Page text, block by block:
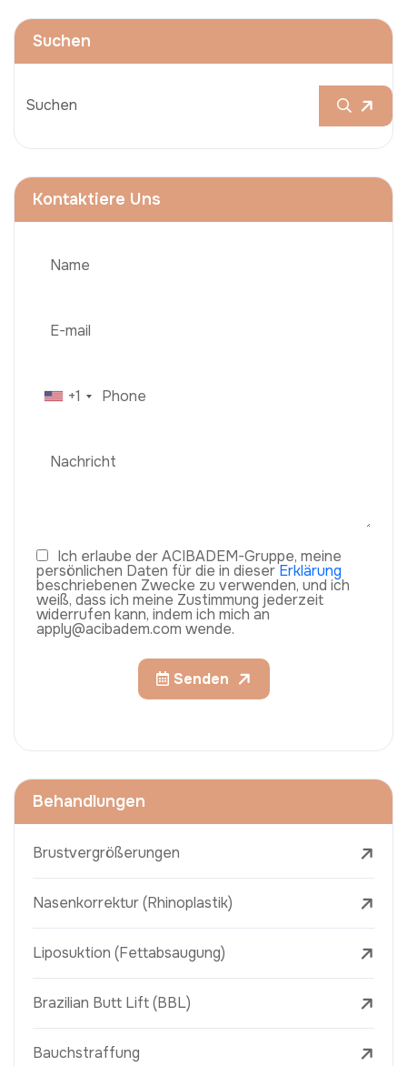
Suchen
Kontaktiere Uns
+1
Ich erlaube der ACIBADEM-Gruppe, meine
persönlichen Daten für die in dieserErklärung
beschriebenen Zwecke zu verwenden, und ich
weiß, dass ich meine Zustimmung jederzeit
widerrufen kann, indem ich mich an
apply@acibadem.com wende.
Senden
Behandlungen
Brustvergrößerungen
Nasenkorrektur (Rhinoplastik)
Liposuktion (Fettabsaugung)
Brazilian Butt Lift (BBL)
Bauchstraffung